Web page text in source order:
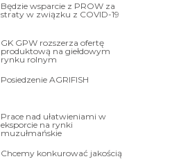
Będzie wsparcie z PROW za
straty w związku z COVID-19
GK GPW rozszerza ofertę
produktową na giełdowym
rynku rolnym
Posiedzenie AGRIFISH
Prace nad ułatwieniami w
eksporcie na rynki
muzułmańskie
Chcemy konkurować jakością